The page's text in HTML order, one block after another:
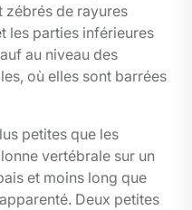
zébrés de rayures
les parties inférieures
au niveau des
où elles sont barrées
petites que les
vertébrale sur un
et moins long que
Deux petites